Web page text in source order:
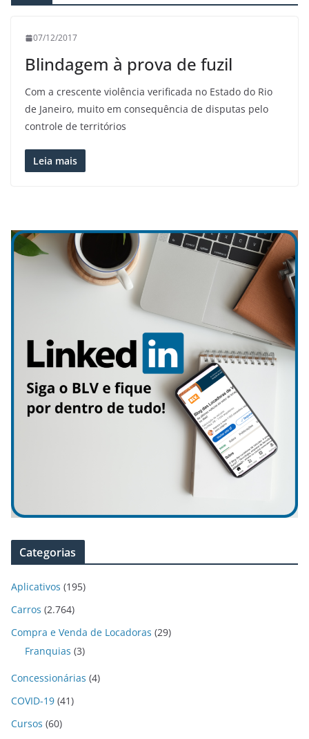
07/12/2017
Blindagem à prova de fuzil
Com a crescente violência verificada no Estado do Rio
de Janeiro, muito em consequência de disputas pelo
controle de territórios
Leia mais
Categorias
Aplicativos (195)
Carros (2.764)
Compra e Venda de Locadoras (29)
Franquias (3)
Concessionárias (4)
COVID-19 (41)
Cursos (60)